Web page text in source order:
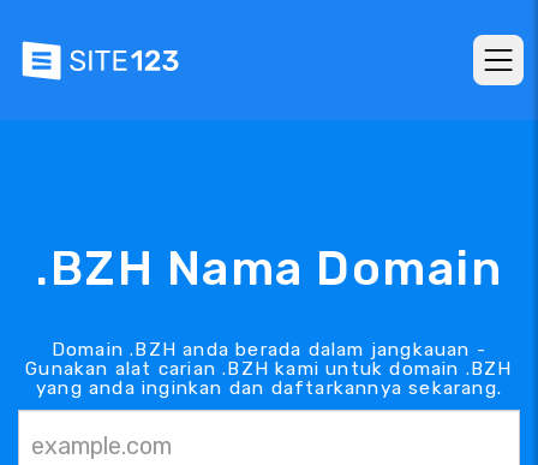
.BZH Nama Domain
Domain .BZH anda berada dalam jangkauan -
Gunakan alat carian .BZH kami untuk domain .BZH
yang anda inginkan dan daftarkannya sekarang.